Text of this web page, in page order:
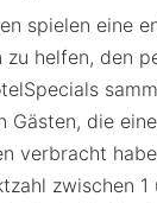
spielen eine
zu helfen, den
Gästen, die
verbracht
zwischen 1